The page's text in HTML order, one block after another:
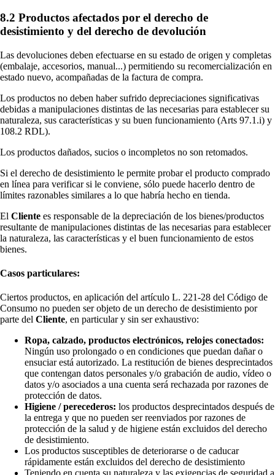
8.2 Productos afectados por el derecho de
desistimiento y del derecho de devolución
Las devoluciones deben efectuarse en su estado de origen y completas
(embalaje, accesorios, manual...) permitiendo su recomercialización en
estado nuevo, acompañadas de la factura de compra.
Los productos no deben haber sufrido depreciaciones significativas
debidas a manipulaciones distintas de las necesarias para establecer su
naturaleza, sus características y su buen funcionamiento (Arts 97.1.i) y
108.2 RDL).
Los productos dañados, sucios o incompletos no son retomados.
Si el derecho de desistimiento le permite probar el producto comprado
en línea para verificar si le conviene, sólo puede hacerlo dentro de
límites razonables similares a lo que habría hecho en tienda.
El Cliente es responsable de la depreciación de los bienes/productos
resultante de manipulaciones distintas de las necesarias para establecer
la naturaleza, las características y el buen funcionamiento de estos
bienes.
Casos particulares:
Ciertos productos, en aplicación del artículo L. 221-28 del Código de
Consumo no pueden ser objeto de un derecho de desistimiento por
parte del Cliente, en particular y sin ser exhaustivo:
Ropa, calzado, productos electrónicos, relojes conectados:
Ningún uso prolongado o en condiciones que puedan dañar o
ensuciar está autorizado. La restitución de bienes desprecintados
que contengan datos personales y/o grabación de audio, vídeo o
datos y/o asociados a una cuenta será rechazada por razones de
protección de datos.
Higiene / perecederos: los productos desprecintados después de
la entrega y que no pueden ser reenviados por razones de
protección de la salud y de higiene están excluidos del derecho
de desistimiento.
Los productos susceptibles de deteriorarse o de caducar
rápidamente están excluidos del derecho de desistimiento